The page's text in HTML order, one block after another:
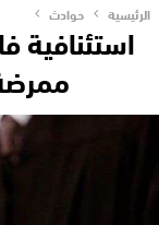
الرئيسية حوادث